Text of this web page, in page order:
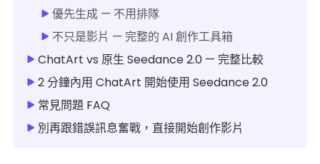
優先生成 — 不用排隊
不只是影片 — 完整的 AI 創作工具箱
ChatArt vs 原生 Seedance 2.0 — 完整比較
2 分鐘內用 ChatArt 開始使用 Seedance 2.0
常見問題 FAQ
別再跟錯誤訊息奮戰，直接開始創作影片